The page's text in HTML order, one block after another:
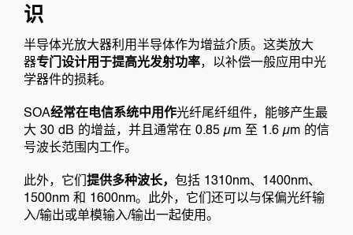
识
半导体光放大器利用半导体作为增益介质。这类放大
器专门设计用于提高光发射功率，以补偿一般应用中光
学器件的损耗。
SOA经常在电信系统中用作光纤尾纤组件，能够产生最
大 30 dB 的增益，并且通常在 0.85 µm 至 1.6 µm 的信
号波长范围内工作。
此外，它们 提供多种波长， 包括 1310nm、1400nm、
1500nm 和 1600nm。此外，它们还可以与保偏光纤输
入/输出或单模输入/输出一起使用。